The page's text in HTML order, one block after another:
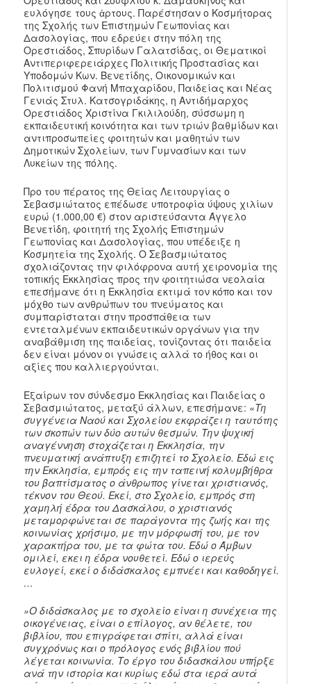
ευλόγησε τους ἀρτους. Παρέστησαν ο Κοσμήτορας
της Σχολής των Επιστημών Γεωπονίας και
Δασολογίας, που εδρεύει στην πόλη της
Ορεστιάδος, Σπυρίδων Γαλατσίδας, οι Θεματικοί
Αντιπεριφερειάρχες Πολιτικής Προστασίας και
Υποδομών Κων. Βενετίδης, Οικονομικών και
Πολιτισμού Φανή Μπαχαρίδου, Παιδείας και Νέας
Γενιάς Στυλ. Κατσογριδάκης, η Αντιδήμαρχος
Ορεστιάδος Χριστίνα Γκιλιλούδη, σύσσωμη η
εκπαιδευτική κοινότητα και των τριών βαθμίδων και
αντιπροσωπείες φοιτητών και μαθητών των
Δημοτικών Σχολείων, των Γυμνασίων και των
Λυκείων της πόλης.
Προ του πέρατος της Θείας Λειτουργίας ο
Σεβασμιώτατος επέδωσε υποτροφία ύψους χιλίων
ευρώ (1.000,00 €) στον αριστεύσαντα Άγγελο
Βενετίδη, φοιτητή της Σχολής Επιστημών
Γεωπονίας και Δασολογίας, που υπέδειξε η
Κοσμητεία της Σχολής. Ο Σεβασμιώτατος
σχολιάζοντας την φιλόφρονα αυτή χειρονομία της
τοπικής Εκκλησίας προς την φοιτητιώσα νεολαία
επεσήμανε ότι η Εκκλησία εκτιμά τον κόπο και τον
μόχθο των ανθρώπων του πνεύματος και
συμπαρίσταται στην προσπάθεια των
εντεταλμένων εκπαιδευτικών οργάνων για την
αναβάθμιση της παιδείας, τονίζοντας ότι παιδεία
δεν είναι μόνον οι γνώσεις αλλά το ήθος και οι
αξίες που καλλιεργούνται.
Εξαίρων τον σύνδεσμο Εκκλησίας και Παιδείας ο
Σεβασμιώτατος, μεταξύ άλλων, επεσήμανε: «Τη
συγγένεια Ναού και Σχολείου εκφράζει η ταυτότης
των σκοπών των δύο αυτών θεσμών. Την ψυχική
αναγέννηση στοχάζεται η Εκκλησία, την
πνευματική ανάπτυξη επιζητεί το Σχολείο. Εδώ εις
την Εκκλησία, εμπρός εις την ταπεινή κολυμβήθρα
του βαπτίσματος ο άνθρωπος γίνεται χριστιανός,
τέκνον του Θεού. Εκεί, στο Σχολείο, εμπρός στη
χαμηλή έδρα του Δασκάλου, ο χριστιανός
μεταμορφώνεται σε παράγοντα της ζωής και της
κοινωνίας χρήσιμο, με την μόρφωσή του, με τον
χαρακτήρα του, με τα φώτα του. Εδώ ο Άμβων
ομιλεί, εκει η έδρα νουθετεί. Εδώ ο ιερεύς
ευλογεί, εκεί ο διδάσκαλος εμπνέει και καθοδηγεί.
…
»Ο διδάσκαλος με το σχολείο είναι η συνέχεια της
οικογένειας, είναι ο επίλογος, αν θέλετε, του
βιβλίου, που επιγράφεται σπίτι, αλλά είναι
συγχρόνως και ο πρόλογος ενός βιβλίου πού
λέγεται κοινωνία. Το έργο του διδασκάλου υπήρξε
ανά την ιστορία και κυρίως εδώ στα ιερά αυτά